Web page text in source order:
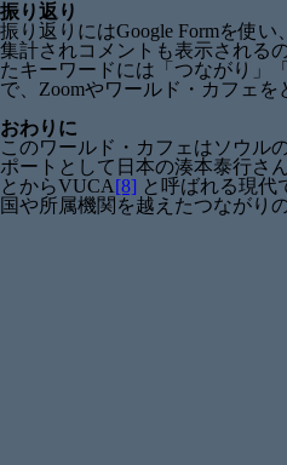
振り返り
振り返りにはGoogle Formを使
集計されコメントも表示される
たキーワードには「つながり」
で、Zoomやワールド・カフェ
おわりに
このワールド・カフェはソウル
ポートとして日本の湊本泰行さ
とからVUCA[8] と呼ばれる現代
国や所属機関を越えたつながり